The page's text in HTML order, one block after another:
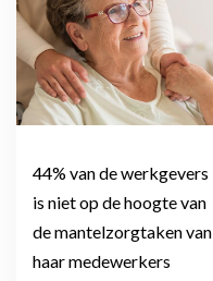
44% van de werkgevers
is niet op de hoogte van
de mantelzorgtaken van
haar medewerkers